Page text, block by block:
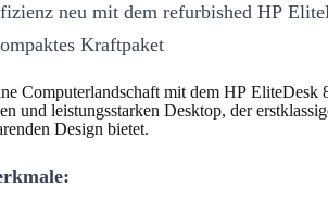
neu mit dem refurbished HP
Kraftpaket
Computerlandschaft mit dem HP EliteDesk
und leistungsstarken Desktop, der
Design bietet.